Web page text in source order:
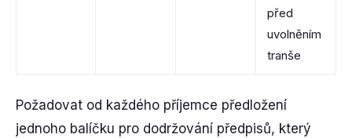
před
uvolněním
tranše
Požadovat od každého příjemce předložení
jednoho balíčku pro dodržování předpisů, který